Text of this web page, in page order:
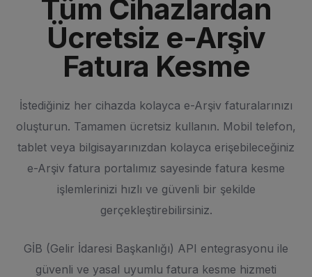
Tüm Cihazlardan
Ücretsiz e-Arşiv
Fatura Kesme
İstediğiniz her cihazda kolayca e-Arşiv faturalarınızı
oluşturun. Tamamen ücretsiz kullanın. Mobil telefon,
tablet veya bilgisayarınızdan kolayca erişebileceğiniz
e-Arşiv fatura portalımız sayesinde fatura kesme
işlemlerinizi hızlı ve güvenli bir şekilde
gerçekleştirebilirsiniz.
GİB (Gelir İdaresi Başkanlığı) API entegrasyonu ile
güvenli ve yasal uyumlu fatura kesme hizmeti